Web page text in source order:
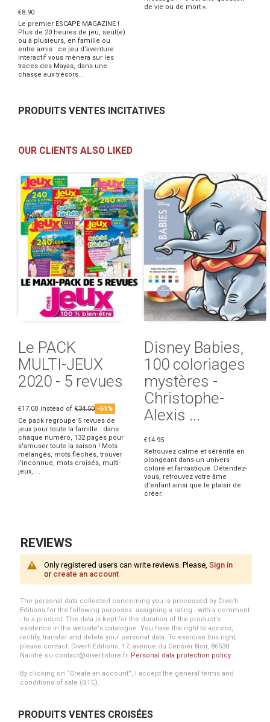
€8.90
Le premier ESCAPE MAGAZINE !
Plus de 20 heures de jeu, seul(e)
ou à plusieurs, en famille ou
entre amis : ce jeu d’aventure
interactif vous mènera sur les
traces des Mayas, dans une
chasse aux trésors...
de vie ou de mort ».
PRODUITS VENTES INCITATIVES
OUR CLIENTS ALSO LIKED
Le PACK
MULTI-JEUX
2020 - 5 revues
€17.00 instead of €34.50 -51%
Ce pack regroupe 5 revues de
jeux pour toute la famille : dans
chaque numéro, 132 pages pour
s'amuser toute la saison ! Mots
mélangés, mots fléchés, trouver
l'inconnue, mots croisés, multi-
jeux, ...
Disney Babies,
100 coloriages
mystères -
Christophe-
Alexis ...
€14.95
Retrouvez calme et sérénité en
plongeant dans un univers
coloré et fantastique. Détendez-
vous, retrouvez votre âme
d’enfant ainsi que le plaisir de
créer.
REVIEWS
Only registered users can write reviews. Please, Sign in
or create an account
The personal data collected concerning you is processed by Diverti
Editions for the following purposes: assigning a rating - with a comment
- to a product. The data is kept for the duration of the product's
existence in the website's catalogue. You have the right to access,
rectify, transfer and delete your personal data. To exercise this right,
please contact: Diverti Editions, 17, avenue du Cerisier Noir, 86530
Naintré ou contact@divertistore.fr. Personal data protection policy.
By clicking on “Create an account”, I accept the general terms and
conditions of sale (GTC).
PRODUITS VENTES CROISÉES